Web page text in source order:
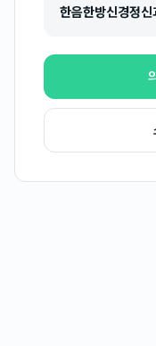
한음한방신경정